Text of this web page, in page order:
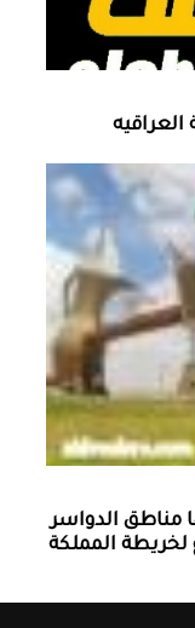
‏مناطق الدواسر
لخريطة المملكة